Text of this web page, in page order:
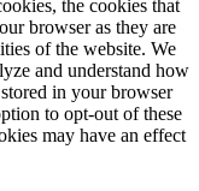
the cookies that
browser as they are
of the website. We
and understand how
in your browser
to opt-out of these
may have an effect